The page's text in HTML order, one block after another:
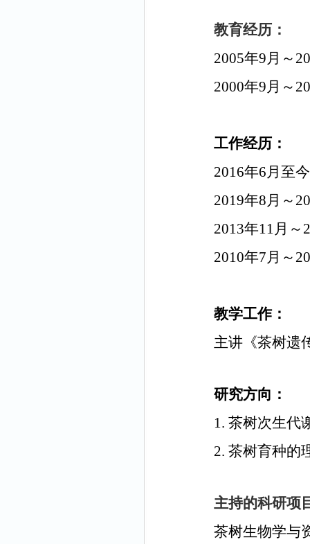
教育经历：
2005年9月～
2000年9月～
工作经历：
2016年6月至
2019年8月～
2013年11月
2010年7月～
教学工作：
主讲《茶树遗
研究方向：
1. 茶树次生代
2. 茶树育种的
主持的科研项
茶树生物学与